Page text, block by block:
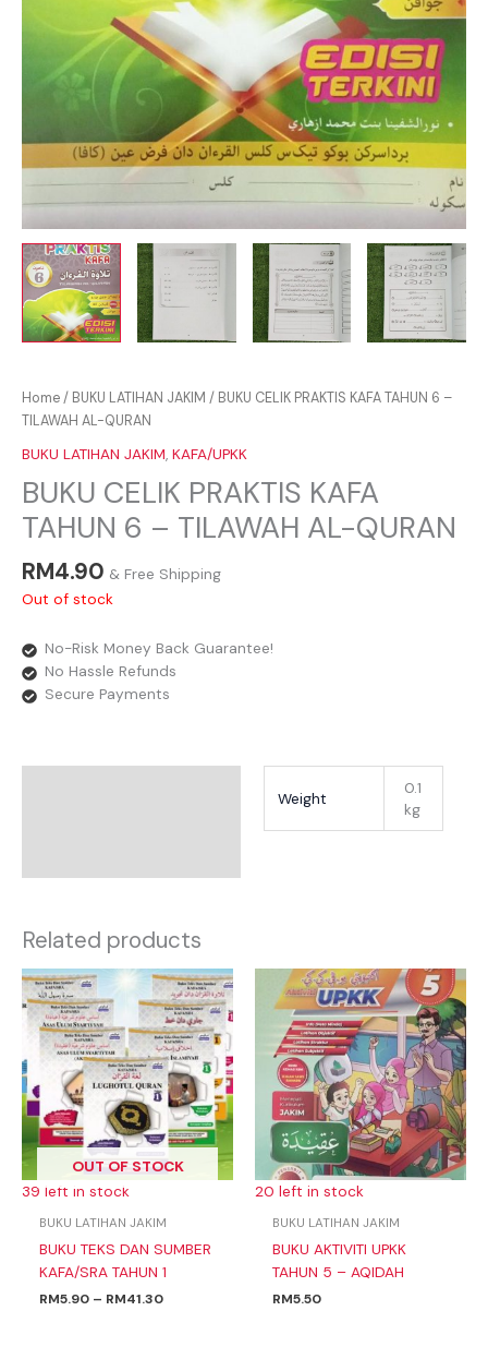
Home/ BUKU LATIHAN JAKIM / BUKU CELIK PRAKTIS KAFA TAHUN 6 –
TILAWAH AL-QURAN
BUKU LATIHAN JAKIM, KAFA/UPKK
BUKU CELIK PRAKTIS KAFA
TAHUN 6 – TILAWAH AL-QURAN
RM4.90 & Free Shipping
Out of stock
No-Risk Money Back Guarantee!
No Hassle Refunds
Secure Payments
Weight
0.1
kg
Related products
OUT OF STOCK
39 left in stock
BUKU LATIHAN JAKIM
BUKU TEKS DAN SUMBER
KAFA/SRA TAHUN 1
RM5.90 – RM41.30
Price
range:
RM5.90
through
RM41.30
20 left in stock
BUKU LATIHAN JAKIM
BUKU AKTIVITI UPKK
TAHUN 5 – AQIDAH
RM5.50